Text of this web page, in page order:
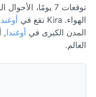
توقعات 7 يومًا،
الهواء. Kira تقع في
أوغندا
المدن الكبرى في أوغندا ,
العالم.